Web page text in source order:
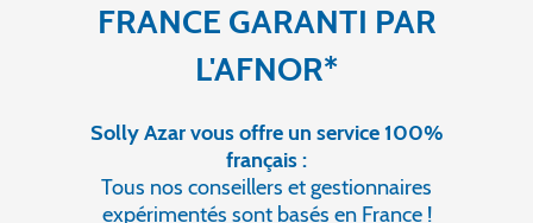
FRANCE GARANTI PAR
L'AFNOR*
Solly Azar vous offre un service 100%
français :
Tous nos conseillers et gestionnaires
expérimentés sont basés en France !